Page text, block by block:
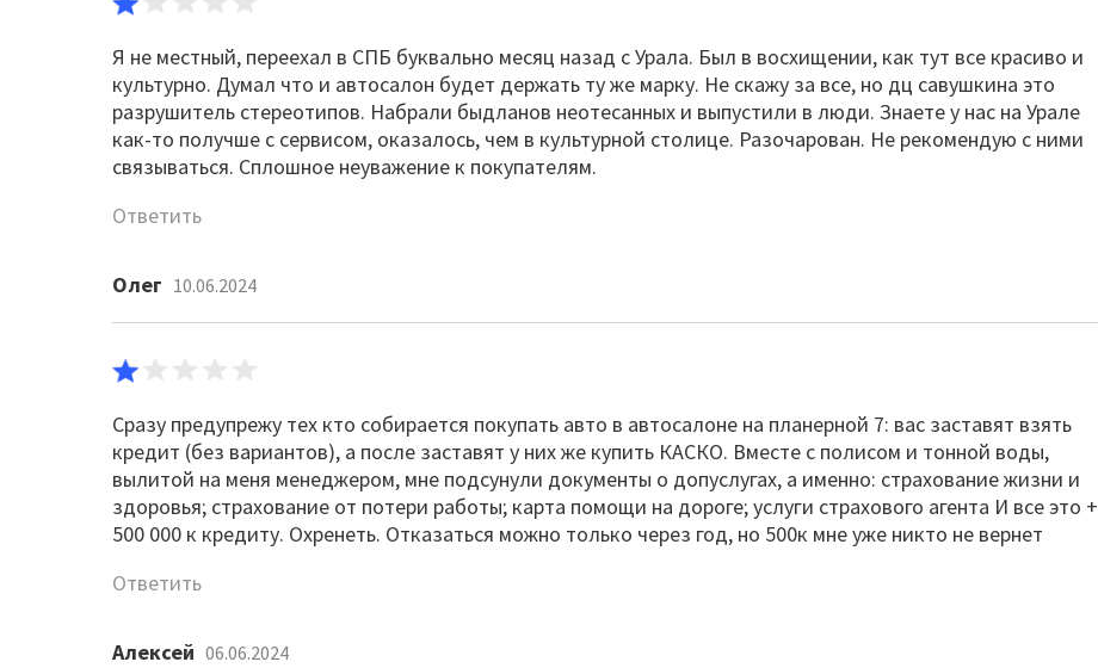
Я не местный, переехал в СПБ буквально месяц назад с Урала. Был в восхищении, как тут все красиво и
культурно. Думал что и автосалон будет держать ту же марку. Не скажу за все, но дц савушкина это
разрушитель стереотипов. Набрали быдланов неотесанных и выпустили в люди. Знаете у нас на Урале
как-то получше с сервисом, оказалось, чем в культурной столице. Разочарован. Не рекомендую с ними
связываться. Сплошное неуважение к покупателям.
Ответить
Олег 10.06.2024
Сразу предупрежу тех кто собирается покупать авто в автосалоне на планерной 7: вас заставят взять
кредит (без вариантов), а после заставят у них же купить КАСКО. Вместе с полисом и тонной воды,
вылитой на меня менеджером, мне подсунули документы о допуслугах, а именно: страхование жизни и
здоровья; страхование от потери работы; карта помощи на дороге; услуги страхового агента И все это +
500 000 к кредиту. Охренеть. Отказаться можно только через год, но 500к мне уже никто не вернет
Ответить
Алексей 06.06.2024